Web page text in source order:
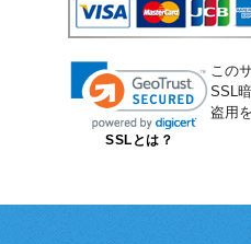
SSLとは？
この
SSL
盗用